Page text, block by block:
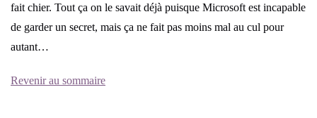
fait chier. Tout ça on le savait déjà puisque Microsoft est incapable
de garder un secret, mais ça ne fait pas moins mal au cul pour
autant…
Revenir au sommaire